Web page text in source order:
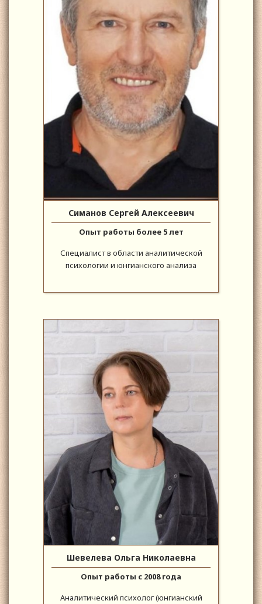
Симанов Сергей Алексеевич
Опыт работы более 5 лет
Специалист в области аналитической
психологии и юнгианского анализа
Шевелева Ольга Николаевна
Опыт работы с 2008 года
Аналитический психолог (юнгианский